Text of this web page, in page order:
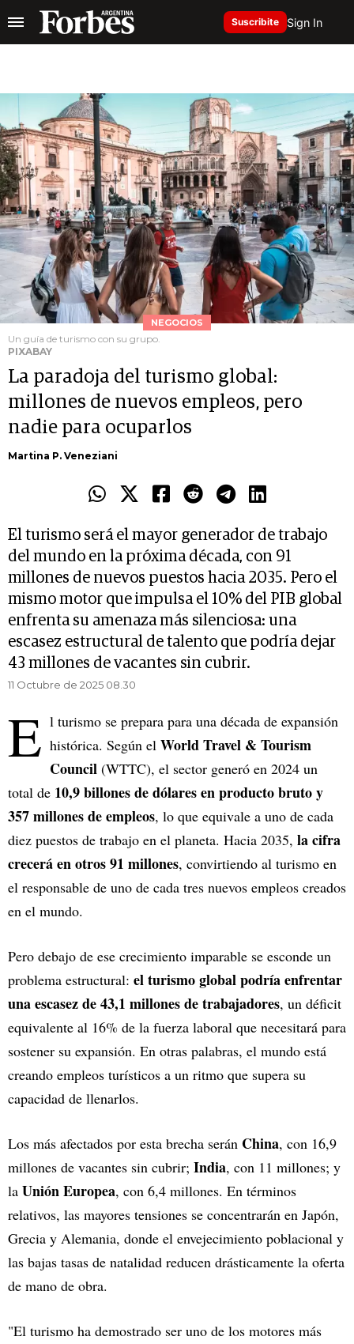
Suscribite Sign In
NEGOCIOS
Un guía de turismo con su grupo.
PIXABAY
La paradoja del turismo global:
millones de nuevos empleos, pero
nadie para ocuparlos
Martina P. Veneziani
El turismo será el mayor generador de trabajo
del mundo en la próxima década, con 91
millones de nuevos puestos hacia 2035. Pero el
mismo motor que impulsa el 10% del PIB global
enfrenta su amenaza más silenciosa: una
escasez estructural de talento que podría dejar
43 millones de vacantes sin cubrir.
11 Octubre de 2025 08.30
E l turismo se prepara para una década de expansión
histórica. Según el World Travel & Tourism
Council (WTTC), el sector generó en 2024 un
total de 10,9 billones de dólares en producto bruto y
357 millones de empleos, lo que equivale a uno de cada
diez puestos de trabajo en el planeta. Hacia 2035, la cifra
crecerá en otros 91 millones, convirtiendo al turismo en
el responsable de uno de cada tres nuevos empleos creados
en el mundo.
Pero debajo de ese crecimiento imparable se esconde un
problema estructural: el turismo global podría enfrentar
una escasez de 43,1 millones de trabajadores, un déficit
equivalente al 16% de la fuerza laboral que necesitará para
sostener su expansión. En otras palabras, el mundo está
creando empleos turísticos a un ritmo que supera su
capacidad de llenarlos.
Los más afectados por esta brecha serán China, con 16,9
millones de vacantes sin cubrir; India, con 11 millones; y
la Unión Europea, con 6,4 millones. En términos
relativos, las mayores tensiones se concentrarán en Japón,
Grecia y Alemania, donde el envejecimiento poblacional y
las bajas tasas de natalidad reducen drásticamente la oferta
de mano de obra.
"El turismo ha demostrado ser uno de los motores más